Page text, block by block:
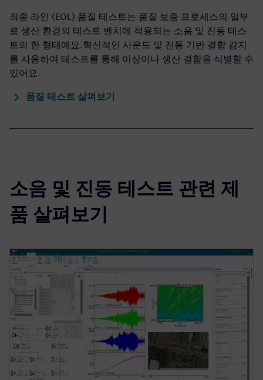
최종 라인 (EOL) 품질 테스트는 품질 보증 프로세스의 일부
로 생산 환경의 테스트 벤치에 적용되는 소음 및 진동 테스
트의 한 형태예요.혁신적인 사운드 및 진동 기반 결함 감지
를 사용하여 테스트를 통해 이상이나 생산 결함을 식별할 수
있어요.
품질 테스트 살펴보기
소음 및 진동 테스트 관련 제
품 살펴보기